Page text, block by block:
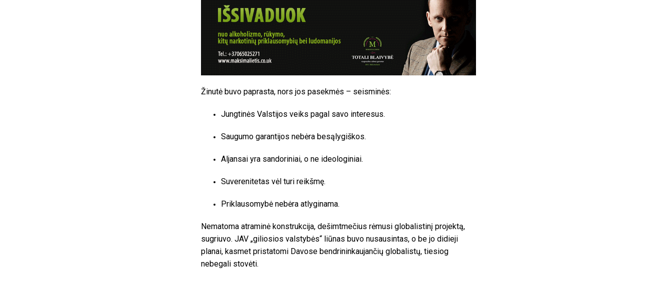
Žinutė buvo paprasta, nors jos pasekmės – seisminės:
Jungtinės Valstijos veiks pagal savo interesus.
Saugumo garantijos nebėra besąlygiškos.
Aljansai yra sandoriniai, o ne ideologiniai.
Suverenitetas vėl turi reikšmę.
Priklausomybė nebėra atlyginama.
Nematoma atraminė konstrukcija, dešimtmečius rėmusi globalistinį projektą,
sugriuvo. JAV „giliosios valstybės“ liūnas buvo nusausintas, o be jo didieji
planai, kasmet pristatomi Davose bendrininkaujančių globalistų, tiesiog
nebegali stovėti.